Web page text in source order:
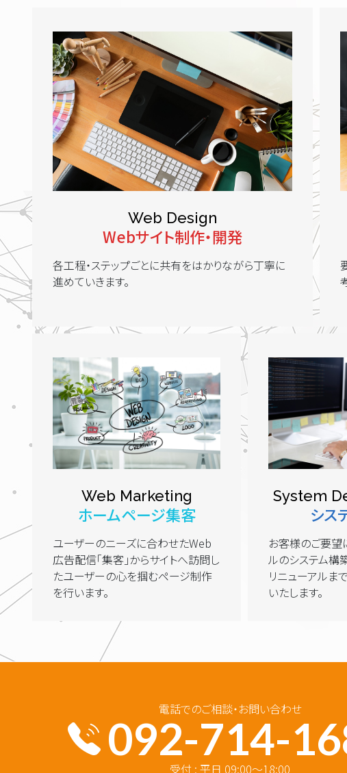
Web Design
Webサイト制作・開発
各工程・ステップごとに共有をはかりながら丁寧に
進めていきます。
Web Marketing
ホームページ集客
ユーザーのニーズに合わせたWeb
広告配信「集客」からサイトへ訪問し
たユーザーの心を掴むページ制作
を行います。
System
シス
お客様のご要望
ルのシステム構
リニューアルま
いたします。
電話でのご相談・お問い合わせ
092-714-
受付 : 平日 09:00～18:00